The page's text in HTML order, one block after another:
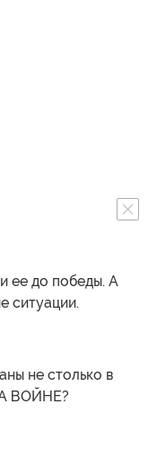
ее до победы. А
ситуации.
не столько в
ВОЙНЕ?